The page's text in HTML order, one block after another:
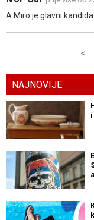
A Miro je glavni
<
NAJNOVIJE